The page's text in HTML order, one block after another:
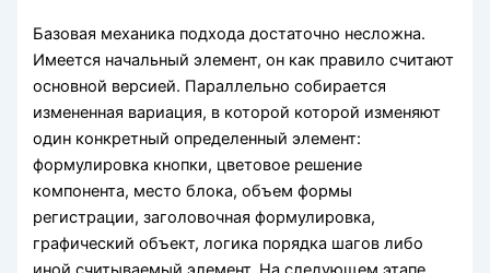
Базовая механика подхода достаточно несложна.
Имеется начальный элемент, он как правило считают
основной версией. Параллельно собирается
измененная вариация, в которой которой изменяют
один конкретный определенный элемент:
формулировка кнопки, цветовое решение
компонента, место блока, объем формы
регистрации, заголовочная формулировка,
графический объект, логика порядка шагов либо